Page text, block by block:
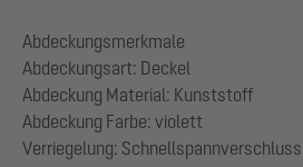
Abdeckungsmerkmale
Abdeckungsart: Deckel
Abdeckung Material: Kunststoff
Abdeckung Farbe: violett
Verriegelung: Schnellspannverschluss